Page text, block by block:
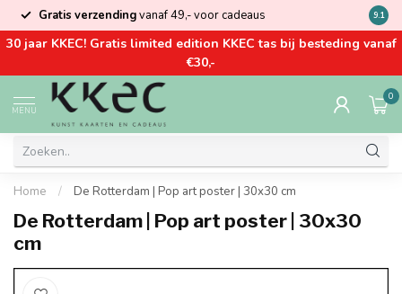
Gratis verzendingvanaf 49,- voor cadeaus Kom
9.1
30 jaar KKEC! Gratis limited edition KKEC tas bij besteding vanaf
€30,-
MENU
0
Home / De Rotterdam | Pop art poster | 30x30 cm
De Rotterdam | Pop art poster | 30x30
cm